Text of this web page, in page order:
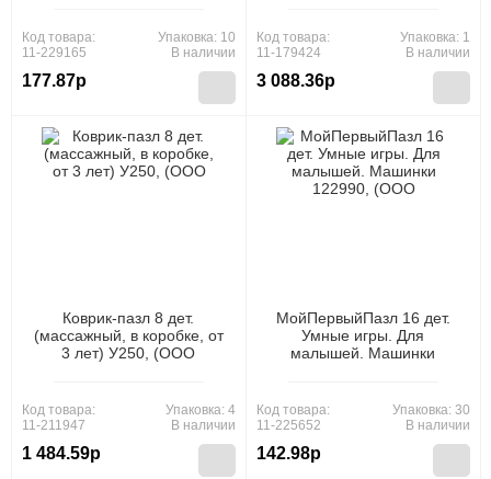
Код товара:
11-229165
177.87р
Упаковка: 10
В наличии
Код товара:
11-179424
3 088.36р
Упаковка: 1
В наличии
Коврик-пазл 8 дет.
(массажный, в коробке, от
3 лет) У250, (ООО
Код товара:
11-211947
1 484.59р
Упаковка: 4
В наличии
МойПервыйПазл 16 дет.
Умные игры. Для
малышей. Машинки
Код товара:
11-225652
142.98р
Упаковка: 30
В наличии